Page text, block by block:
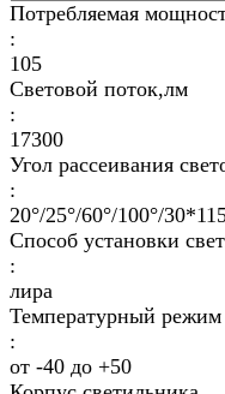
Потребляемая
:
105
Световой поток,лм
:
17300
Угол рассеивания
:
20°/25°/60°/100°/
Способ установки
:
лира
Температурный режим
:
от -40 до +50